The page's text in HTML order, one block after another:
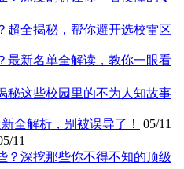
超全揭秘，帮你避开选校雷区
最新名单全解读，教你一眼看
秘这些校园里的不为人知故事
全解析，别被误导了！
05/11
11
？深挖那些你不得不知的顶级